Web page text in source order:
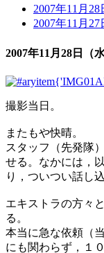
2007年11月28
2007年11月27
2007年11月28日（水
撮影当日。
またもや快晴。
スタッフ（先発隊
せる。なかには，
り，ついつい話し
エキストラの方々
る。
本当に急な依頼（
にも関わらず，１